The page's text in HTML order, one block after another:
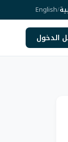
/
English
الدخول